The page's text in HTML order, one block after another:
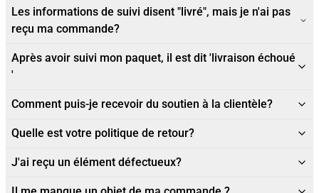
Les informations de suivi disent "livré", mais je n'ai pas
reçu ma commande?
Après avoir suivi mon paquet, il est dit 'livraison échoué
'
Comment puis-je recevoir du soutien à la clientèle?
Quelle est votre politique de retour?
J'ai reçu un élément défectueux?